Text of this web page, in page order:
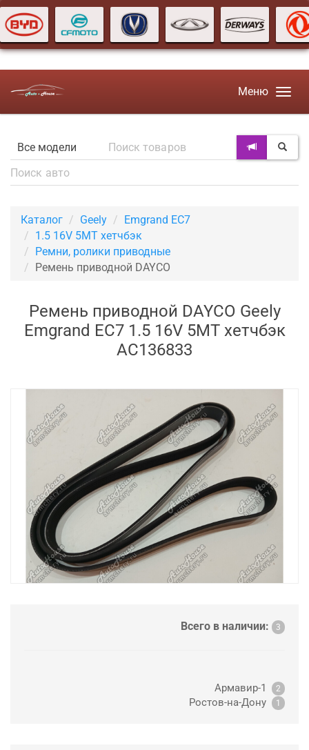
Меню
Каталог Geely
Emgrand EC7
1.5 16V 5MT хетчбэк
Ремни, ролики приводные
Ремень приводной DAYCO
Ремень приводной DAYCO Geely
Emgrand EC7 1.5 16V 5MT хетчбэк
AC136833
Всего в наличии: 3
Армавир-1 2
Ростов-на-Дону 1